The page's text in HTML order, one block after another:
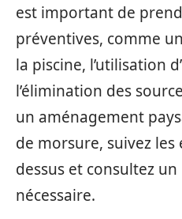
est important de
préventives, comme
la piscine, l’utilisation
l’élimination des
un aménagement
de morsure, suivez les
dessus et consultez
nécessaire.